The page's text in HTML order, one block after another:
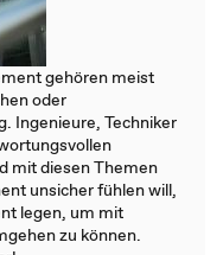
gehören meist
oder
Ingenieure, Techniker
mit diesen Themen
unsicher fühlen will,
legen, um mit
zu können.